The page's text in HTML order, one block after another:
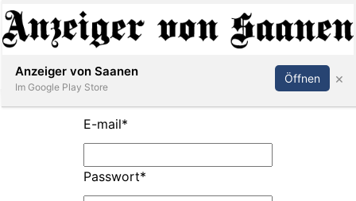
Abonnieren Anmelden
E-mail*
Passwort*
Anzeiger von Saanen
Im Google Play Store
Öffnen ×